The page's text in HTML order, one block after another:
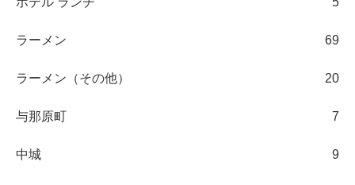
ラーメン 69
ラーメン（その他） 20
与那原町 7
中城 9